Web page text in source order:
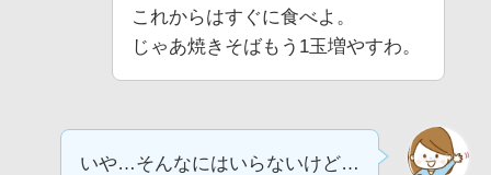
これからはすぐに食べよ。
じゃあ焼きそばもう1玉増やすわ。
いや…そんなにはいらないけど…